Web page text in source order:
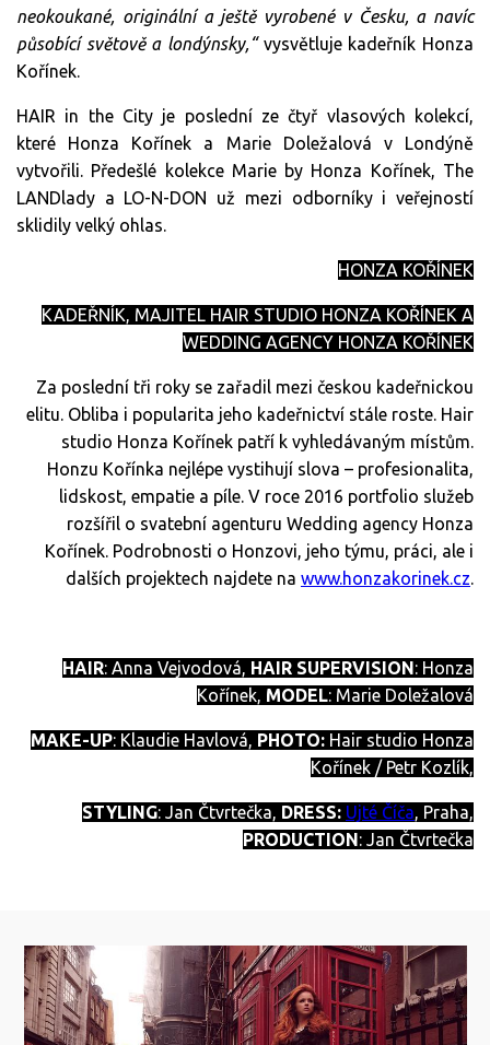
neokoukané, originální a ještě vyrobené v Česku, a navíc
působící světově a londýnsky,“ vysvětluje kadeřník Honza
Kořínek.
HAIR in the City je poslední ze čtyř vlasových kolekcí,
které Honza Kořínek a Marie Doležalová v Londýně
vytvořili. Předešlé kolekce Marie by Honza Kořínek, The
LANDlady a LO-N-DON už mezi odborníky i veřejností
sklidily velký ohlas.
HONZA KOŘÍNEK
KADEŘNÍK, MAJITEL HAIR STUDIO HONZA KOŘÍNEK A
WEDDING AGENCY HONZA KOŘÍNEK
Za poslední tři roky se zařadil mezi českou kadeřnickou
elitu. Obliba i popularita jeho kadeřnictví stále roste. Hair
studio Honza Kořínek patří k vyhledávaným místům.
Honzu Kořínka nejlépe vystihují slova – profesionalita,
lidskost, empatie a píle. V roce 2016 portfolio služeb
rozšířil o svatební agenturu Wedding agency Honza
Kořínek. Podrobnosti o Honzovi, jeho týmu, práci, ale i
dalších projektech najdete na www.honzakorinek.cz.
HAIR: Anna Vejvodová, HAIR SUPERVISION: Honza
Kořínek, MODEL: Marie Doležalová
MAKE-UP: Klaudie Havlová, PHOTO: Hair studio Honza
Kořínek / Petr Kozlík,
STYLING: Jan Čtvrtečka, DRESS: Ujté Číča, Praha,
PRODUCTION: Jan Čtvrtečka